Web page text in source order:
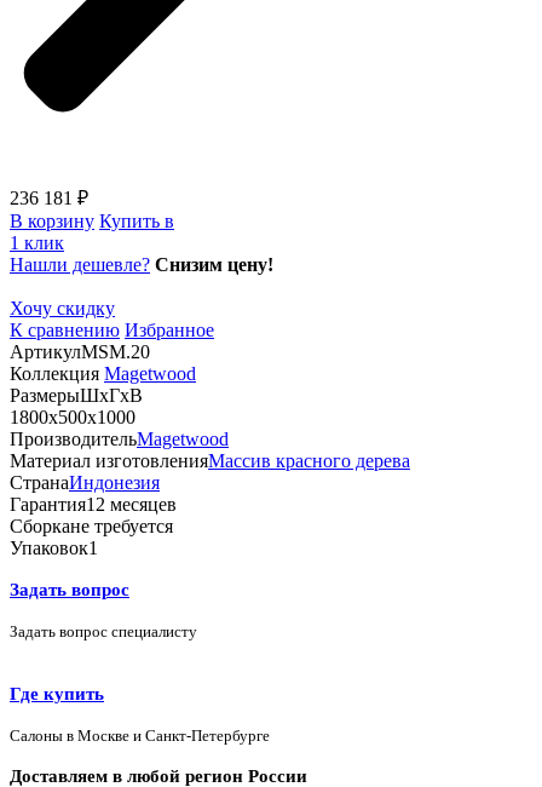
236 181 ₽
В корзину Купить в
1 клик
Нашли дешевле? Снизим цену!
Хочу скидку
К сравнению Избранное
АртикулMSM.20
Коллекция Magetwood
РазмерыШхГхВ
1800х500х1000
ПроизводительMagetwood
Материал изготовленияМассив красного дерева
СтранаИндонезия
Гарантия12 месяцев
Сборкане требуется
Упаковок1
Задать вопрос
Задать вопрос специалисту
Где купить
Салоны в Москве и Санкт-Петербурге
Доставляем в любой регион России